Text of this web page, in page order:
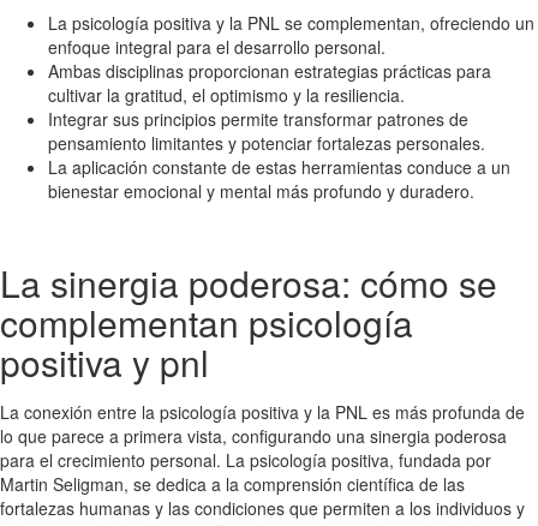
La psicología positiva y la PNL se complementan, ofreciendo un
enfoque integral para el desarrollo personal.
Ambas disciplinas proporcionan estrategias prácticas para
cultivar la gratitud, el optimismo y la resiliencia.
Integrar sus principios permite transformar patrones de
pensamiento limitantes y potenciar fortalezas personales.
La aplicación constante de estas herramientas conduce a un
bienestar emocional y mental más profundo y duradero.
La sinergia poderosa: cómo se
complementan psicología
positiva y pnl
La conexión entre la psicología positiva y la PNL es más profunda de
lo que parece a primera vista, configurando una sinergia poderosa
para el crecimiento personal. La psicología positiva, fundada por
Martin Seligman, se dedica a la comprensión científica de las
fortalezas humanas y las condiciones que permiten a los individuos y